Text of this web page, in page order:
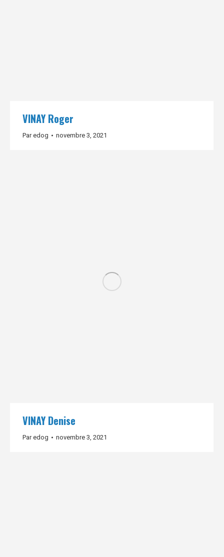
VINAY Roger
Paredog novembre 3, 2021
VINAY Denise
Paredog novembre 3, 2021